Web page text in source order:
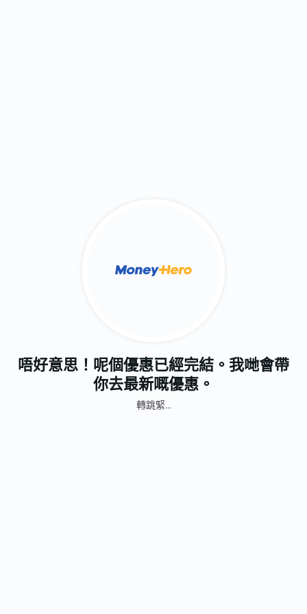
唔好意思！呢個優惠已經完結。我哋會帶
你去最新嘅優惠。
轉跳緊...